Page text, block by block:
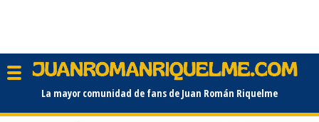
La mayor comunidad de fans de Juan Román Riquelme